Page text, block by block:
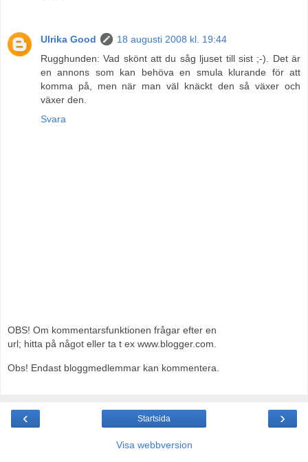
Ulrika Good
18 augusti 2008 kl. 19:44
Rugghunden: Vad skönt att du såg ljuset till sist ;-). Det är
en annons som kan behöva en smula klurande för att
komma på, men när man väl knäckt den så växer och
växer den.
Svara
OBS! Om kommentarsfunktionen frågar efter en
url; hitta på något eller ta t ex www.blogger.com.
Obs! Endast bloggmedlemmar kan kommentera.
‹ ›
Startsida
Visa webbversion